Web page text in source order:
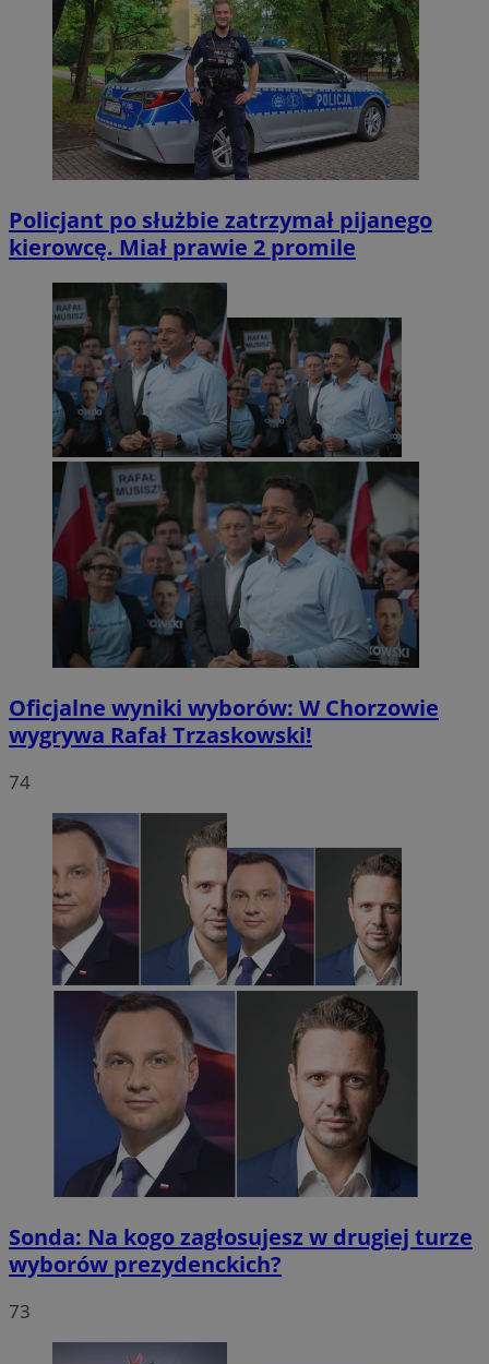
Policjant po służbie zatrzymał pijanego
kierowcę. Miał prawie 2 promile
Oficjalne wyniki wyborów: W Chorzowie
wygrywa Rafał Trzaskowski!
74
Sonda: Na kogo zagłosujesz w drugiej turze
wyborów prezydenckich?
73